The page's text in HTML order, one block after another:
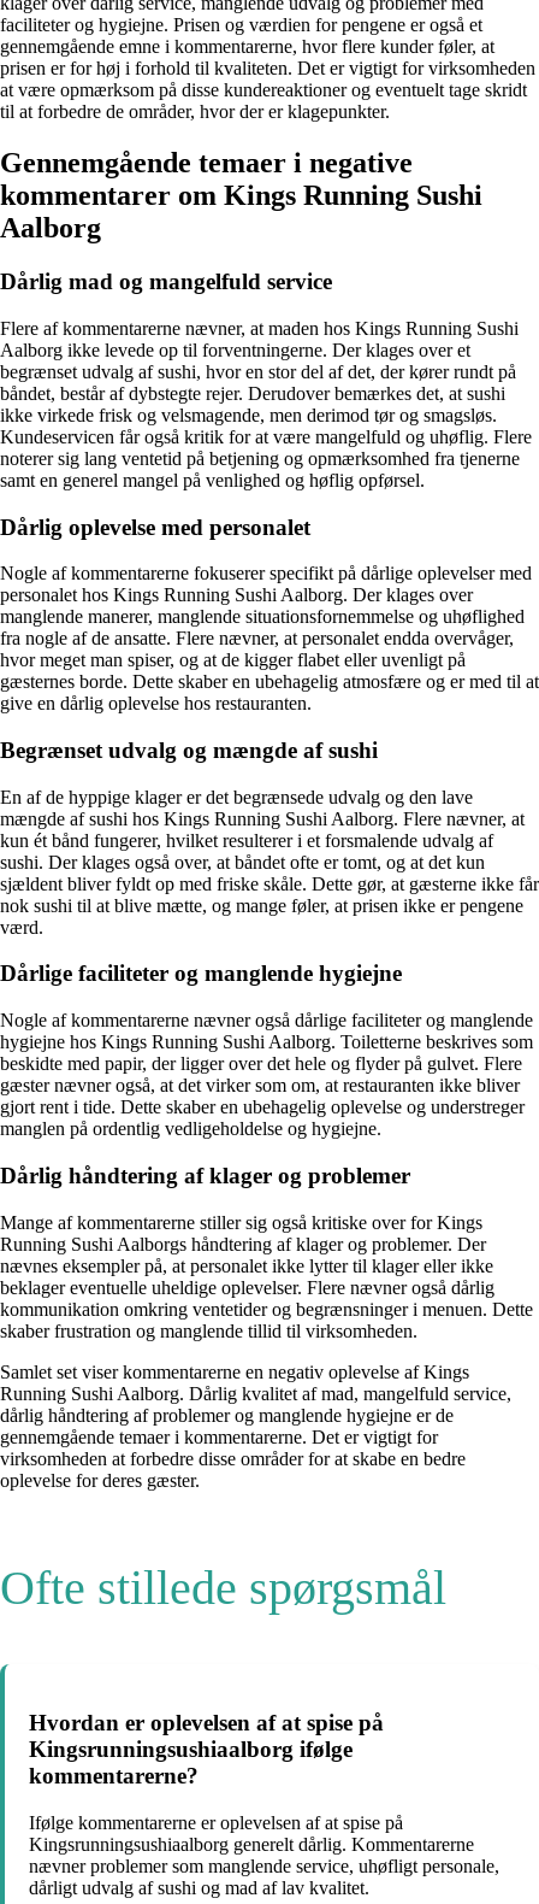
faciliteter og hygiejne. Prisen og værdien for pengene er også et
gennemgående emne i kommentarerne, hvor flere kunder føler, at
prisen er for høj i forhold til kvaliteten. Det er vigtigt for virksomheden
at være opmærksom på disse kundereaktioner og eventuelt tage skridt
til at forbedre de områder, hvor der er klagepunkter.
Gennemgående temaer i negative
kommentarer om Kings Running Sushi
Aalborg
Dårlig mad og mangelfuld service
Flere af kommentarerne nævner, at maden hos Kings Running Sushi
Aalborg ikke levede op til forventningerne. Der klages over et
begrænset udvalg af sushi, hvor en stor del af det, der kører rundt på
båndet, består af dybstegte rejer. Derudover bemærkes det, at sushi
ikke virkede frisk og velsmagende, men derimod tør og smagsløs.
Kundeservicen får også kritik for at være mangelfuld og uhøflig. Flere
noterer sig lang ventetid på betjening og opmærksomhed fra tjenerne
samt en generel mangel på venlighed og høflig opførsel.
Dårlig oplevelse med personalet
Nogle af kommentarerne fokuserer specifikt på dårlige oplevelser med
personalet hos Kings Running Sushi Aalborg. Der klages over
manglende manerer, manglende situationsfornemmelse og uhøflighed
fra nogle af de ansatte. Flere nævner, at personalet endda overvåger,
hvor meget man spiser, og at de kigger flabet eller uvenligt på
gæsternes borde. Dette skaber en ubehagelig atmosfære og er med til at
give en dårlig oplevelse hos restauranten.
Begrænset udvalg og mængde af sushi
En af de hyppige klager er det begrænsede udvalg og den lave
mængde af sushi hos Kings Running Sushi Aalborg. Flere nævner, at
kun ét bånd fungerer, hvilket resulterer i et forsmalende udvalg af
sushi. Der klages også over, at båndet ofte er tomt, og at det kun
sjældent bliver fyldt op med friske skåle. Dette gør, at gæsterne ikke får
nok sushi til at blive mætte, og mange føler, at prisen ikke er pengene
værd.
Dårlige faciliteter og manglende hygiejne
Nogle af kommentarerne nævner også dårlige faciliteter og manglende
hygiejne hos Kings Running Sushi Aalborg. Toiletterne beskrives som
beskidte med papir, der ligger over det hele og flyder på gulvet. Flere
gæster nævner også, at det virker som om, at restauranten ikke bliver
gjort rent i tide. Dette skaber en ubehagelig oplevelse og understreger
manglen på ordentlig vedligeholdelse og hygiejne.
Dårlig håndtering af klager og problemer
Mange af kommentarerne stiller sig også kritiske over for Kings
Running Sushi Aalborgs håndtering af klager og problemer. Der
nævnes eksempler på, at personalet ikke lytter til klager eller ikke
beklager eventuelle uheldige oplevelser. Flere nævner også dårlig
kommunikation omkring ventetider og begrænsninger i menuen. Dette
skaber frustration og manglende tillid til virksomheden.
Samlet set viser kommentarerne en negativ oplevelse af Kings
Running Sushi Aalborg. Dårlig kvalitet af mad, mangelfuld service,
dårlig håndtering af problemer og manglende hygiejne er de
gennemgående temaer i kommentarerne. Det er vigtigt for
virksomheden at forbedre disse områder for at skabe en bedre
oplevelse for deres gæster.
Ofte stillede spørgsmål
Hvordan er oplevelsen af at spise på
Kingsrunningsushiaalborg ifølge
kommentarerne?
Ifølge kommentarerne er oplevelsen af at spise på
Kingsrunningsushiaalborg generelt dårlig. Kommentarerne
nævner problemer som manglende service, uhøfligt personale,
dårligt udvalg af sushi og mad af lav kvalitet.